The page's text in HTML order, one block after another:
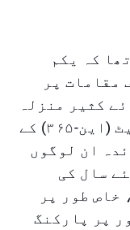
کہ یکم
مقامات پر
کثیر منزلہ
پارکنگ گیراجز اور ال خیل گیٹ (این-۳۶۵) کے
ان لوگوں
سال کی
خاص طور پر
پر پارکنگ